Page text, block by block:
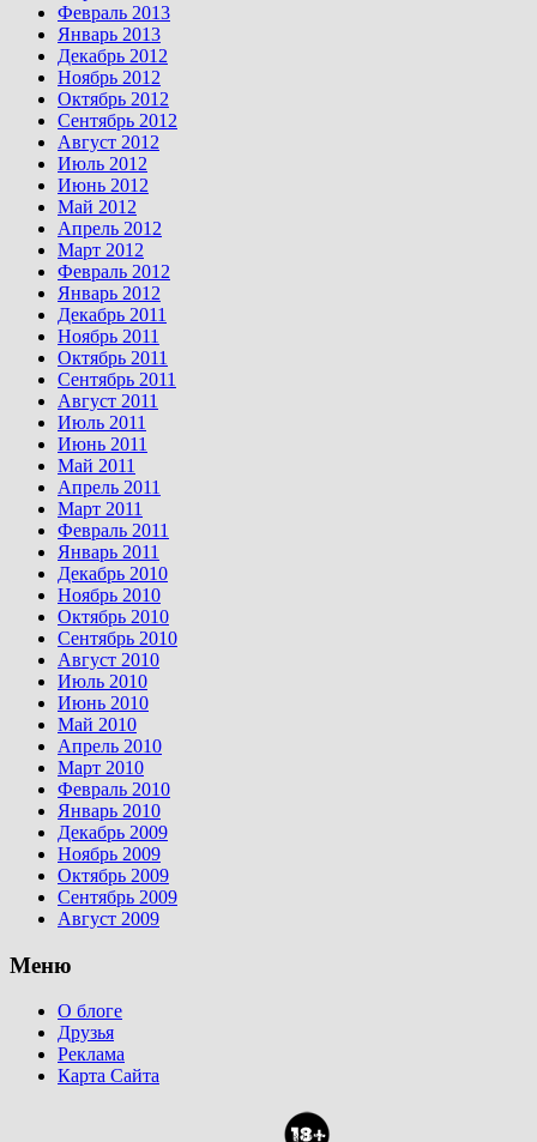
Февраль 2013
Январь 2013
Декабрь 2012
Ноябрь 2012
Октябрь 2012
Сентябрь 2012
Август 2012
Июль 2012
Июнь 2012
Май 2012
Апрель 2012
Март 2012
Февраль 2012
Январь 2012
Декабрь 2011
Ноябрь 2011
Октябрь 2011
Сентябрь 2011
Август 2011
Июль 2011
Июнь 2011
Май 2011
Апрель 2011
Март 2011
Февраль 2011
Январь 2011
Декабрь 2010
Ноябрь 2010
Октябрь 2010
Сентябрь 2010
Август 2010
Июль 2010
Июнь 2010
Май 2010
Апрель 2010
Март 2010
Февраль 2010
Январь 2010
Декабрь 2009
Ноябрь 2009
Октябрь 2009
Сентябрь 2009
Август 2009
Меню
О блоге
Друзья
Реклама
Карта Сайта